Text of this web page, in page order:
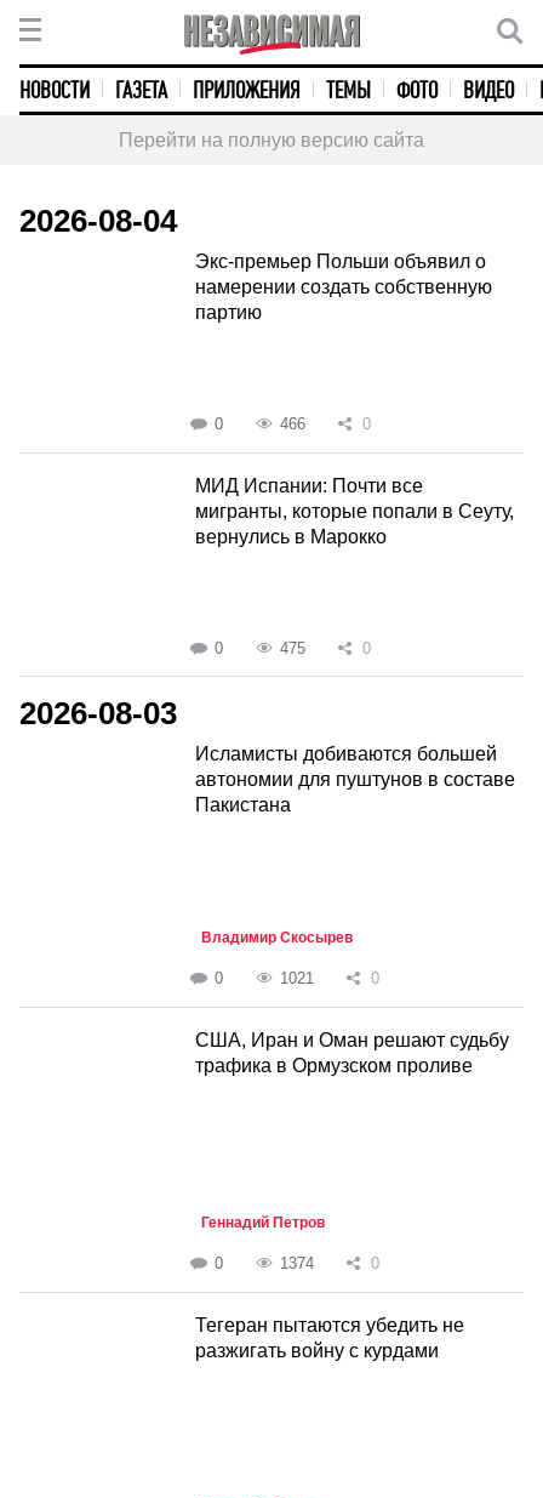
НОВОСТИ ГАЗЕТА ПРИЛОЖЕНИЯ ТЕМЫ ФОТО ВИДЕО
Перейти на полную версию сайта
2026-08-04
Экс-премьер Польши объявил о
намерении создать собственную
партию
0 466 0
МИД Испании: Почти все
мигранты, которые попали в Сеуту,
вернулись в Марокко
0 475 0
2026-08-03
Исламисты добиваются большей
автономии для пуштунов в составе
Пакистана
Владимир Скосырев
0 1021 0
США, Иран и Оман решают судьбу
трафика в Ормузском проливе
Геннадий Петров
0 1374 0
Тегеран пытаются убедить не
разжигать войну с курдами